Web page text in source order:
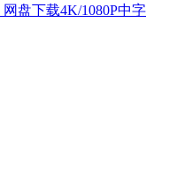
盘下载4K/1080P中字